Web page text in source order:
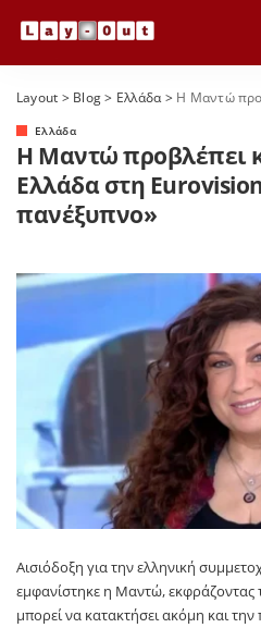
Layout > Blog> Ελλάδα> Η Μαντώ προβλέπει
Ελλάδα
Η Μαντώ προβλέπει
Ελλάδα στη
πανέξυπνο»
Αισιόδοξη για την ελληνική
εμφανίστηκε η Μαντώ, εκφράζοντας
μπορεί να κατακτήσει ακόμη και